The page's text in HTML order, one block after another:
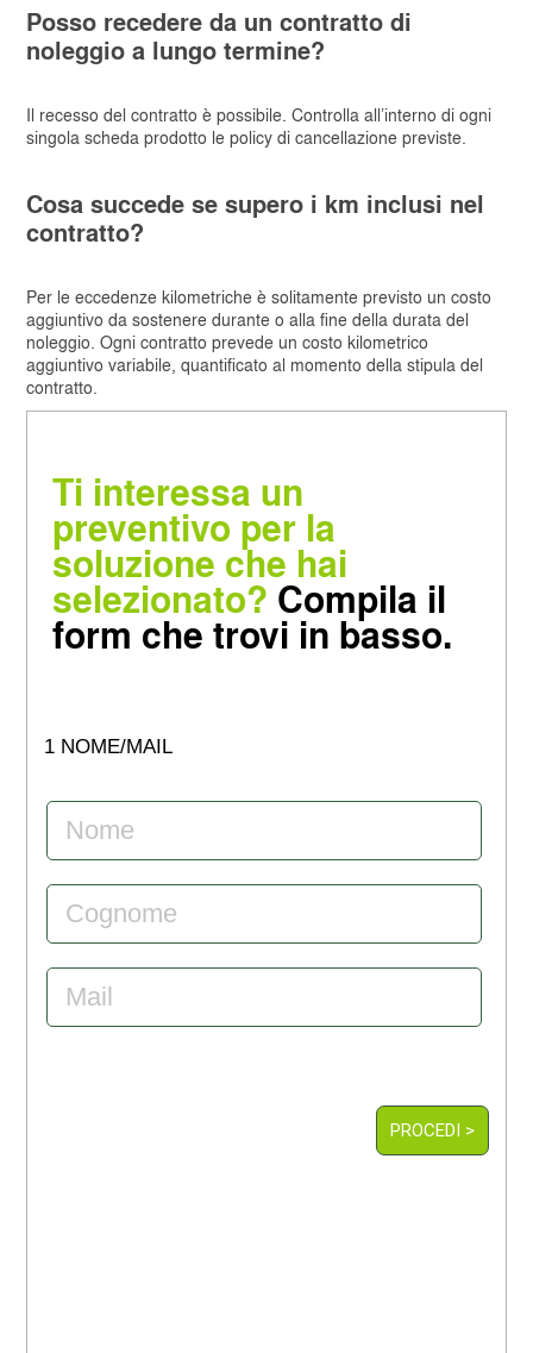
Posso recedere da un contratto di
noleggio a lungo termine?
Il recesso del contratto è possibile. Controlla all’interno di ogni
singola scheda prodotto le policy di cancellazione previste.
Cosa succede se supero i km inclusi nel
contratto?
Per le eccedenze kilometriche è solitamente previsto un costo
aggiuntivo da sostenere durante o alla fine della durata del
noleggio. Ogni contratto prevede un costo kilometrico
aggiuntivo variabile, quantificato al momento della stipula del
contratto.
Ti interessa un
preventivo per la
soluzione che hai
selezionato? Compila il
form che trovi in basso.
1 NOME/MAIL
PROCEDI >